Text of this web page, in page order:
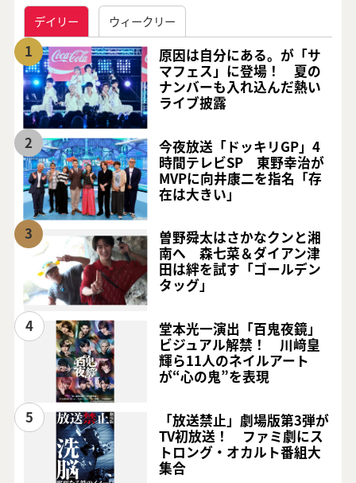
デイリー ウィークリー
1
原因は自分にある。が「サ
マフェス」に登場！ 夏の
ナンバーも入れ込んだ熱い
ライブ披露
2
今夜放送「ドッキリGP」4
時間テレビSP 東野幸治が
MVPに向井康二を指名「存
在は大きい」
3
曽野舜太はさかなクンと湘
南へ 森七菜＆ダイアン津
田は絆を試す「ゴールデン
タッグ」
4
堂本光一演出「百鬼夜鏡」
ビジュアル解禁！ 川﨑皇
輝ら11人のネイルアート
が“心の鬼”を表現
5
「放送禁止」劇場版第3弾が
TV初放送！ ファミ劇にス
トロング・オカルト番組大
集合